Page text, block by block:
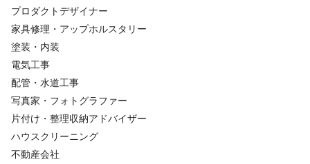
プロダクトデザイナー
家具修理・アップホルスタリー
塗装・内装
電気工事
配管・水道工事
写真家・フォトグラファー
片付け・整理収納アドバイザー
ハウスクリーニング
不動産会社